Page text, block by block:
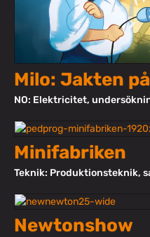
Milo: Jakten
NO: Elektricitet,
Minifabriken
Teknik: Produktionsteknik,
Newtonshow